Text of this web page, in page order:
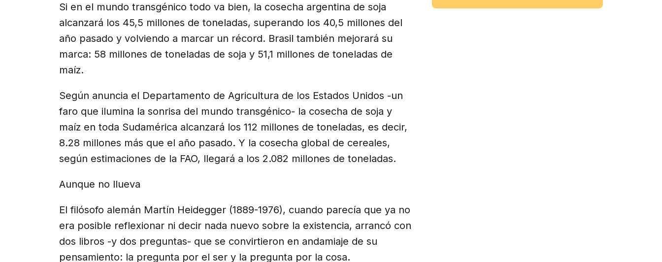
Si en el mundo transgénico todo va bien, la cosecha argentina de soja
alcanzará los 45,5 millones de toneladas, superando los 40,5 millones del
año pasado y volviendo a marcar un récord. Brasil también mejorará su
marca: 58 millones de toneladas de soja y 51,1 millones de toneladas de
maíz.
Según anuncia el Departamento de Agricultura de los Estados Unidos -un
faro que ilumina la sonrisa del mundo transgénico- la cosecha de soja y
maíz en toda Sudamérica alcanzará los 112 millones de toneladas, es decir,
8.28 millones más que el año pasado. Y la cosecha global de cereales,
según estimaciones de la FAO, llegará a los 2.082 millones de toneladas.
Aunque no llueva
El filósofo alemán Martín Heidegger (1889-1976), cuando parecía que ya no
era posible reflexionar ni decir nada nuevo sobre la existencia, arrancó con
dos libros -y dos preguntas- que se convirtieron en andamiaje de su
pensamiento: la pregunta por el ser y la pregunta por la cosa.